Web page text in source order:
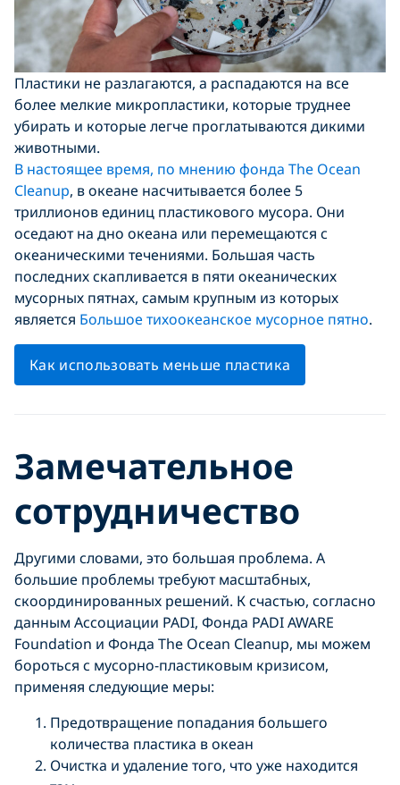
Пластики не разлагаются, а распадаются на все
более мелкие микропластики, которые труднее
убирать и которые легче проглатываются дикими
животными.
В настоящее время, по мнению фонда The Ocean
Cleanup, в океане насчитывается более 5
триллионов единиц пластикового мусора. Они
оседают на дно океана или перемещаются с
океаническими течениями. Большая часть
последних скапливается в пяти океанических
мусорных пятнах, самым крупным из которых
является Большое тихоокеанское мусорное пятно.
Как использовать меньше пластика
Замечательное
сотрудничество
Другими словами, это большая проблема. А
большие проблемы требуют масштабных,
скоординированных решений. К счастью, согласно
данным Ассоциации PADI, Фонда PADI AWARE
Foundation и Фонда The Ocean Cleanup, мы можем
бороться с мусорно-пластиковым кризисом,
применяя следующие меры:
Предотвращение попадания большего
количества пластика в океан
Очистка и удаление того, что уже находится